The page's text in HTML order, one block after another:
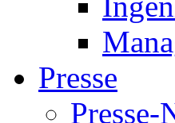
Presse
Presse-